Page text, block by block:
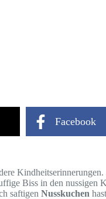
Facebook
Kindheitserinnerungen.
Biss in den
saftigen Nusskuchen